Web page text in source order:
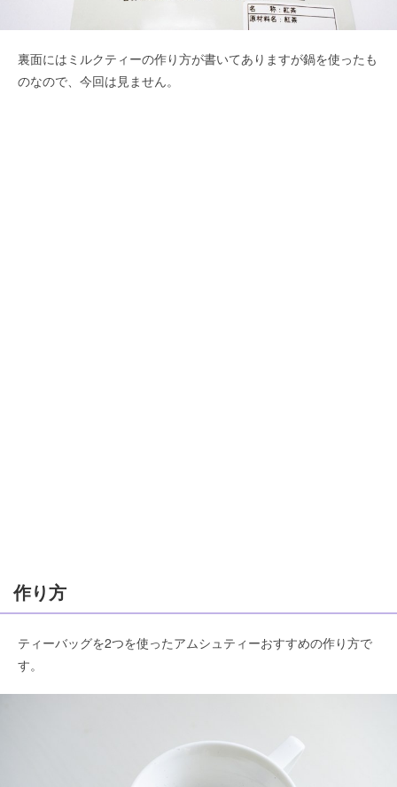
裏面にはミルクティーの作り方が書いてありますが鍋を使ったも
のなので、今回は見ません。
作り方
ティーバッグを2つを使ったアムシュティーおすすめの作り方で
す。